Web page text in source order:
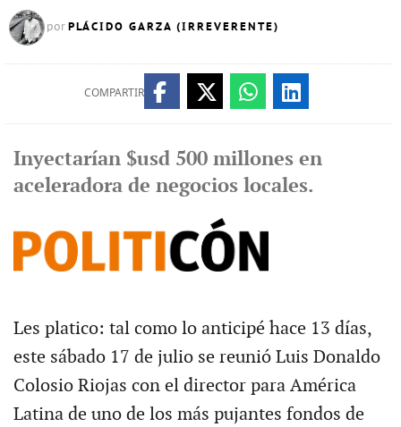
por PLÁCIDO GARZA (IRREVERENTE)
COMPARTIR
Inyectarían $usd 500 millones en
aceleradora de negocios locales.
Les platico: tal como lo anticipé hace 13 días,
este sábado 17 de julio se reunió Luis Donaldo
Colosio Riojas con el director para América
Latina de uno de los más pujantes fondos de